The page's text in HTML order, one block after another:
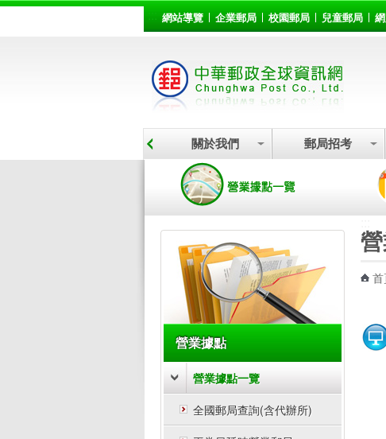
::: 網站導覽 企業郵局 校園郵局 兒童郵局
關於我們 郵局招考
營業據點
營業據點一覽
全國郵局查詢(含代辦所)